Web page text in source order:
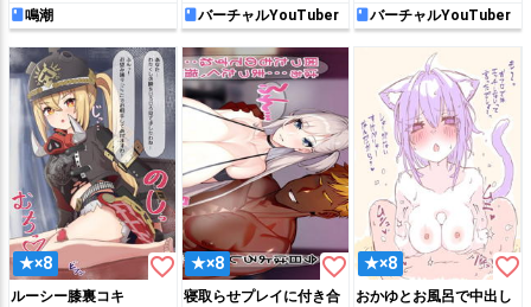
れて絶頂しちゃう!!
鳴潮
お精子調査❤
バーチャルYouTuber
吹きアクメしたり…♡
バーチャルYouTuber
★×8 favorite_border
ルーシー膝裏コキ
★×8 favorite_border
寝取らせプレイに付き合
★×8 favorite_border
おかゆとお風呂で中出し